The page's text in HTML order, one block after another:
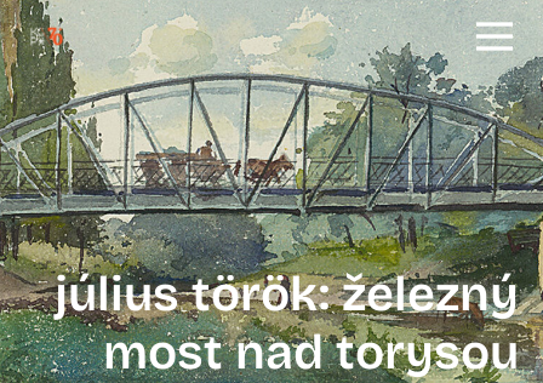
július török: železný
most nad torysou